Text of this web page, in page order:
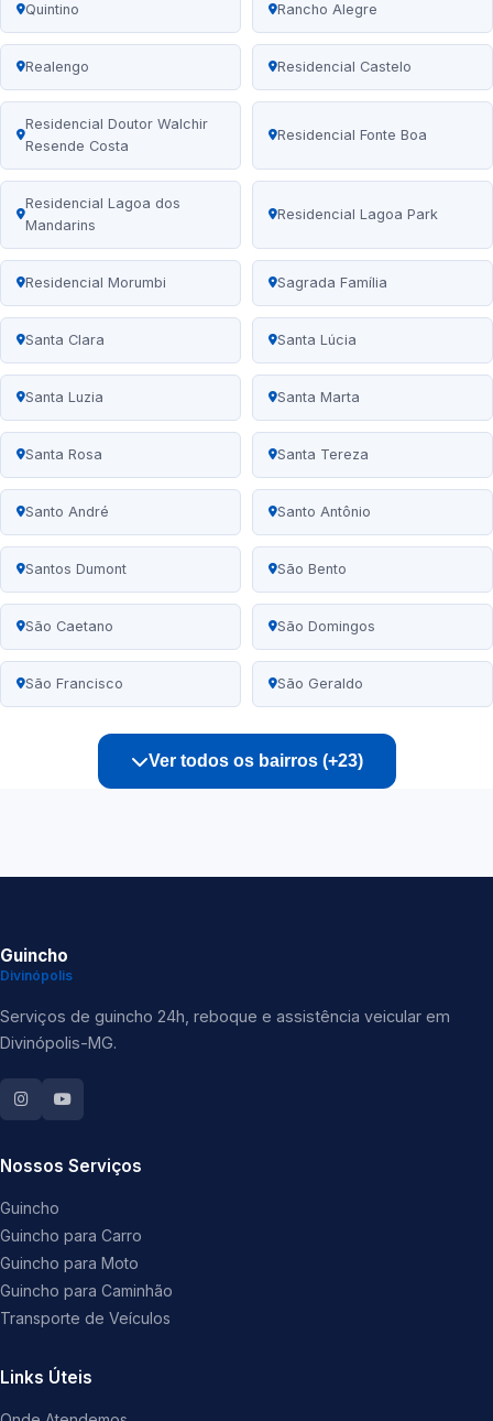
Quintino Rancho Alegre
Realengo Residencial Castelo
Residencial Doutor Walchir
Resende Costa
Residencial Fonte Boa
Residencial Lagoa dos
Mandarins
Residencial Lagoa Park
Residencial Morumbi Sagrada Família
Santa Clara Santa Lúcia
Santa Luzia Santa Marta
Santa Rosa Santa Tereza
Santo André Santo Antônio
Santos Dumont São Bento
São Caetano São Domingos
São Francisco São Geraldo
Ver todos os bairros (+23)
Guincho
Divinópolis
Serviços de guincho 24h, reboque e assistência veicular em
Divinópolis-MG.
Nossos Serviços
Guincho
Guincho para Carro
Guincho para Moto
Guincho para Caminhão
Transporte de Veículos
Links Úteis